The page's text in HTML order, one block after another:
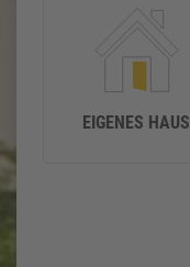
EIGENES HAUS